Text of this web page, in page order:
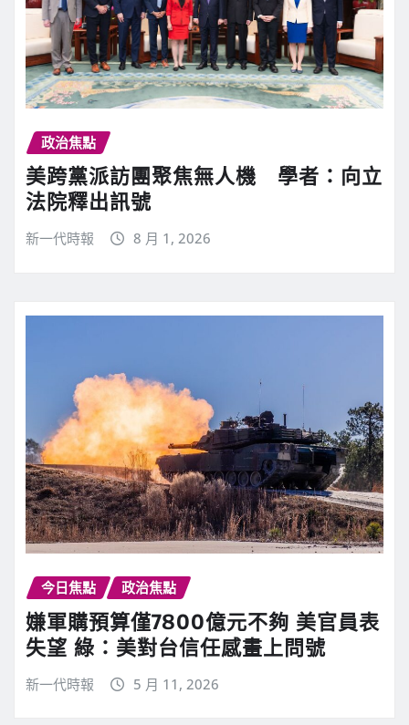
政治焦點
美跨黨派訪團聚焦無人機 學者：向立
法院釋出訊號
新一代時報 8 月 1, 2026
今日焦點 政治焦點
嫌軍購預算僅7800億元不夠 美官員表
失望 綠：美對台信任感畫上問號
新一代時報 5 月 11, 2026